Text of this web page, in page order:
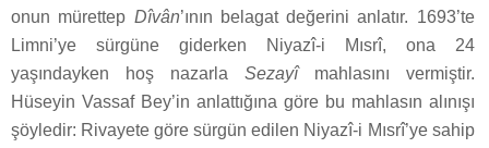
onun mürettep Dîvân’ının belagat değerini anlatır. 1693’te
Limni’ye sürgüne giderken Niyazî-i Mısrî, ona 24
yaşındayken hoş nazarla Sezayî mahlasını vermiştir.
Hüseyin Vassaf Bey’in anlattığına göre bu mahlasın alınışı
şöyledir: Rivayete göre sürgün edilen Niyazî-i Mısrî’ye sahip